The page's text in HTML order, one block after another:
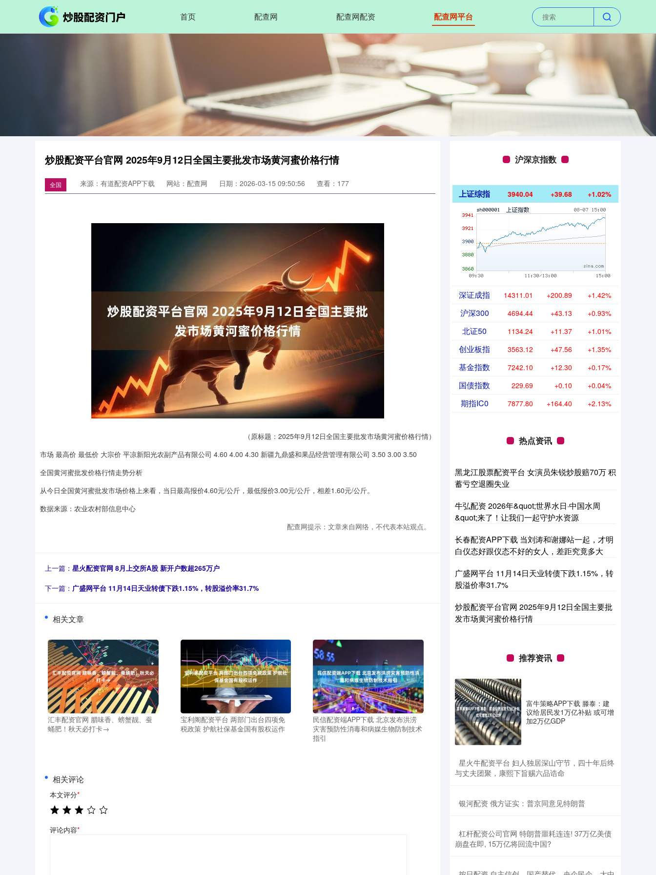
首页 配查网 配查网配资 配查网平台
炒股配资平台官网 2025年9月12日全国主要批发市场黄河蜜价格行情
全国 来源：有道配资APP下载 网站：配查网 日期：2026-03-15 09:50:56 查看：177
（原标题：2025年9月12日全国主要批发市场黄河蜜价格行情）
市场 最高价 最低价 大宗价 平凉新阳光农副产品有限公司 4.60 4.00 4.30 新疆九鼎盛和果品经营管理有限公司 3.50 3.00 3.50
全国黄河蜜批发价格行情走势分析
从今日全国黄河蜜批发市场价格上来看，当日最高报价4.60元/公斤，最低报价3.00元/公斤，相差1.60元/公斤。
数据来源：农业农村部信息中心
配查网提示：文章来自网络，不代表本站观点。
上一篇： 星火配资官网 8月上交所A股 新开户数超265万户
下一篇： 广盛网平台 11月14日天业转债下跌1.15%，转股溢价率31.7%
相关文章
汇丰配资官网 腊味香、螃蟹靓、蚕
蛹肥！秋天必打卡→
宝利阁配资平台 两部门出台四项免
税政策 护航社保基金国有股权运作
民信配资端APP下载 北京发布洪涝
灾害预防性消毒和病媒生物防制技术
指引
相关评论
本文评分*
评论内容*
沪深京指数
上证综指 3940.04 +39.68 +1.02%
深证成指 14311.01 +200.89 +1.42%
沪深300 4694.44 +43.13 +0.93%
北证50 1134.24 +11.37 +1.01%
创业板指 3563.12 +47.56 +1.35%
基金指数 7242.10 +12.30 +0.17%
国债指数 229.69 +0.10 +0.04%
期指IC0 7877.80 +164.40 +2.13%
热点资讯
黑龙江股票配资平台 女演员朱锐炒股赔70万 积
蓄亏空退圈失业
牛弘配资 2026年&quot;世界水日·中国水周
&quot;来了！让我们一起守护水资源
长春配资APP下载 当刘涛和谢娜站一起，才明
白仪态好跟仪态不好的女人，差距究竟多大
广盛网平台 11月14日天业转债下跌1.15%，转
股溢价率31.7%
炒股配资平台官网 2025年9月12日全国主要批
发市场黄河蜜价格行情
推荐资讯
富牛策略APP下载 滕泰：建
议给居民发1万亿补贴 或可增
加2万亿GDP
​星火牛配资平台 妇人独居深山守节，四十年后终
与丈夫团聚，康熙下旨赐六品诰命
​银河配资 俄方证实：普京同意见特朗普
​杠杆配资公司官网 特朗普噩耗连连! 37万亿美债
崩盘在即, 15万亿将回流中国?